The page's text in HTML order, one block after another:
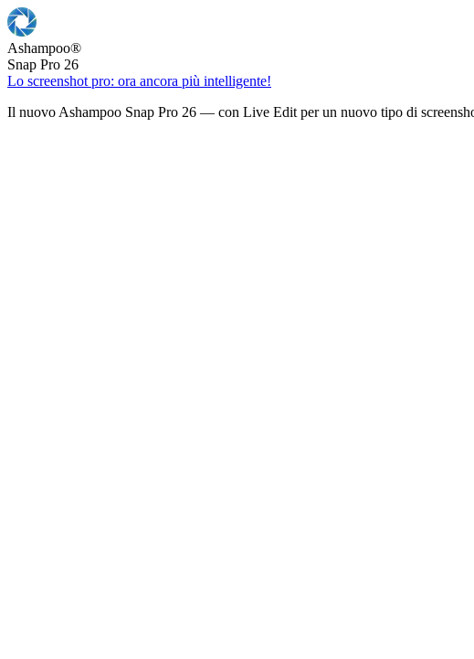
Ashampoo®
Snap Pro 26
Lo screenshot pro: ora ancora più intelligente!
Il nuovo Ashampoo Snap Pro 26 — con Live Edit per un nuovo tipo di